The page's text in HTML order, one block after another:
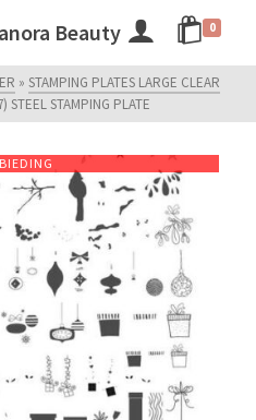
Beauty 0
» STAMPING PLATES LARGE CLEAR
STEEL STAMPING PLATE